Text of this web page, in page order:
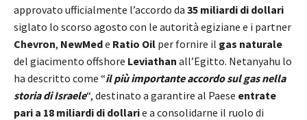
approvato ufficialmente l’accordo da 35 miliardi di dollari
siglato lo scorso agosto con le autorità egiziane e i partner
Chevron, NewMede Ratio Oil per fornire il gas naturale
del giacimento offshore Leviathan all’Egitto. Netanyahu lo
ha descritto come “il più importante accordo sul gas nella
storia di Israele“, destinato a garantire al Paese entrate
pari a 18 miliardi di dollarie a consolidarne il ruolo di